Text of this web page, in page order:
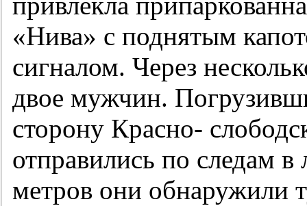
«Нива» с поднятым
сигналом. Через
двое мужчин.
сторону Красно-
отправились по следам в
метров они обнаружили